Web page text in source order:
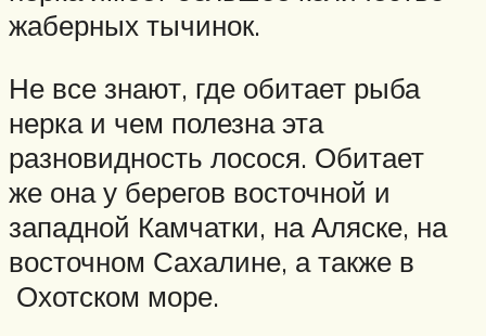
жаберных тычинок.
Не все знают, где обитает рыба
нерка и чем полезна эта
разновидность лосося. Обитает
же она у берегов восточной и
западной Камчатки, на Аляске, на
восточном Сахалине, а также в
Охотском море.